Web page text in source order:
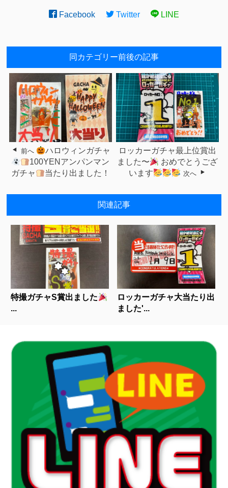
Facebook Twitter LINE
同カテゴリー前後の記事
前へ
ハロウィンガチャ
100YENアンパンマン
ガチャ
当たり出ました！
ロッカーガチャ最上位賞出
ました〜
おめでとうござ
います
次へ
関連記事
特撮ガチャS賞出ました
...
ロッカーガチャ大当たり出
ました'...